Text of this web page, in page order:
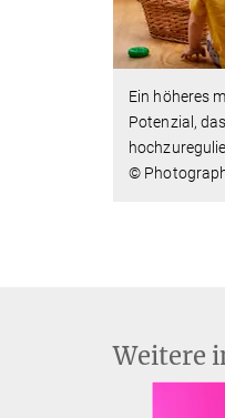
Ein höheres
Potenzial,
©
Weitere